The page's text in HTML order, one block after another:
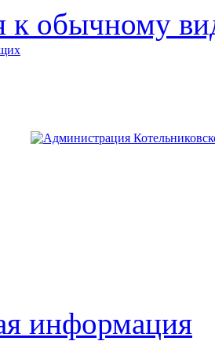
к обычному
информация